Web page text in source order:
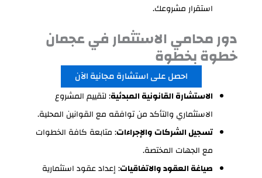
استقرار مشروعك.
دور محامي الاستثمار في عجمان
خطوة بخطوة
احصل على استشارة مجانية الآن
الاستشارة القانونية المبدئية: لتقييم المشروع
الاستثماري والتأكد من توافقه مع القوانين المحلية.
تسجيل الشركات والإجراءات: متابعة كافة الخطوات
مع الجهات المختصة.
صياغة العقود والاتفاقيات: إعداد عقود استثمارية